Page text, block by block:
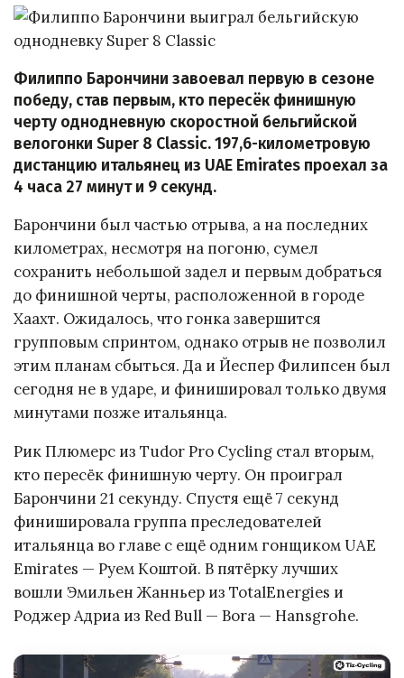
Филиппо Барончини завоевал первую в сезоне
победу, став первым, кто пересёк финишную
черту однодневную скоростной бельгийской
велогонки Super 8 Classic. 197,6-километровую
дистанцию итальянец из UAE Emirates проехал за
4 часа 27 минут и 9 секунд.
Барончини был частью отрыва, а на последних
километрах, несмотря на погоню, сумел
сохранить небольшой задел и первым добраться
до финишной черты, расположенной в городе
Хаахт. Ожидалось, что гонка завершится
групповым спринтом, однако отрыв не позволил
этим планам сбыться. Да и Йеспер Филипсен был
сегодня не в ударе, и финишировал только двумя
минутами позже итальянца.
Рик Плюмерс из Tudor Pro Cycling стал вторым,
кто пересёк финишную черту. Он проиграл
Барончини 21 секунду. Спустя ещё 7 секунд
финишировала группа преследователей
итальянца во главе с ещё одним гонщиком UAE
Emirates — Руем Коштой. В пятёрку лучших
вошли Эмильен Жанньер из TotalEnergies и
Роджер Адриа из Red Bull — Bora — Hansgrohe.